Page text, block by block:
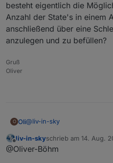
damit bekomme ich
ich dann in einen
(wahrscheinlich
blockly direct
besteht eigentlich die
Anzahl der State's in einem
anschließend über eine
anzulegen und zu befüllen?
Gruß
Oliver
O Oli@liv-in-sky
danke für die Info,
Offline
liv-in-skyschrieb am 14. Aug.
zuletzt editiert von
@Oliver-Böhm